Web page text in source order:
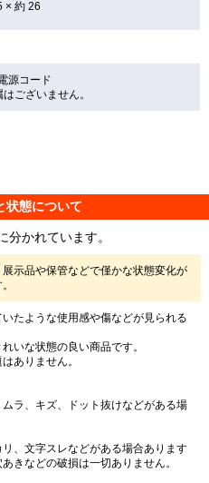
× 約 26
源コード
ございません。
状態について
かれています。
示品や保管などで僅かな状態変化が
たような使用感や傷などが見られる
いな状態の良い商品です。
ありません。
ラ、キズ、ドット抜けなどがある場
、文字スレなどがある場合あります
きなどの破損は一切ありません。